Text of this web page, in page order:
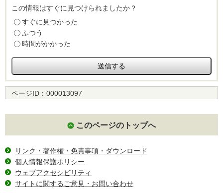
この情報はすぐに見つけられましたか？
すぐに見つかった
ふつう
時間がかかった
ページID： 000013097
このページのトップへ
リンク・著作権・免責事項・ダウンロード
個人情報保護ポリシー
ウェブアクセシビリティ
サイトに関するご意見・お問い合わせ